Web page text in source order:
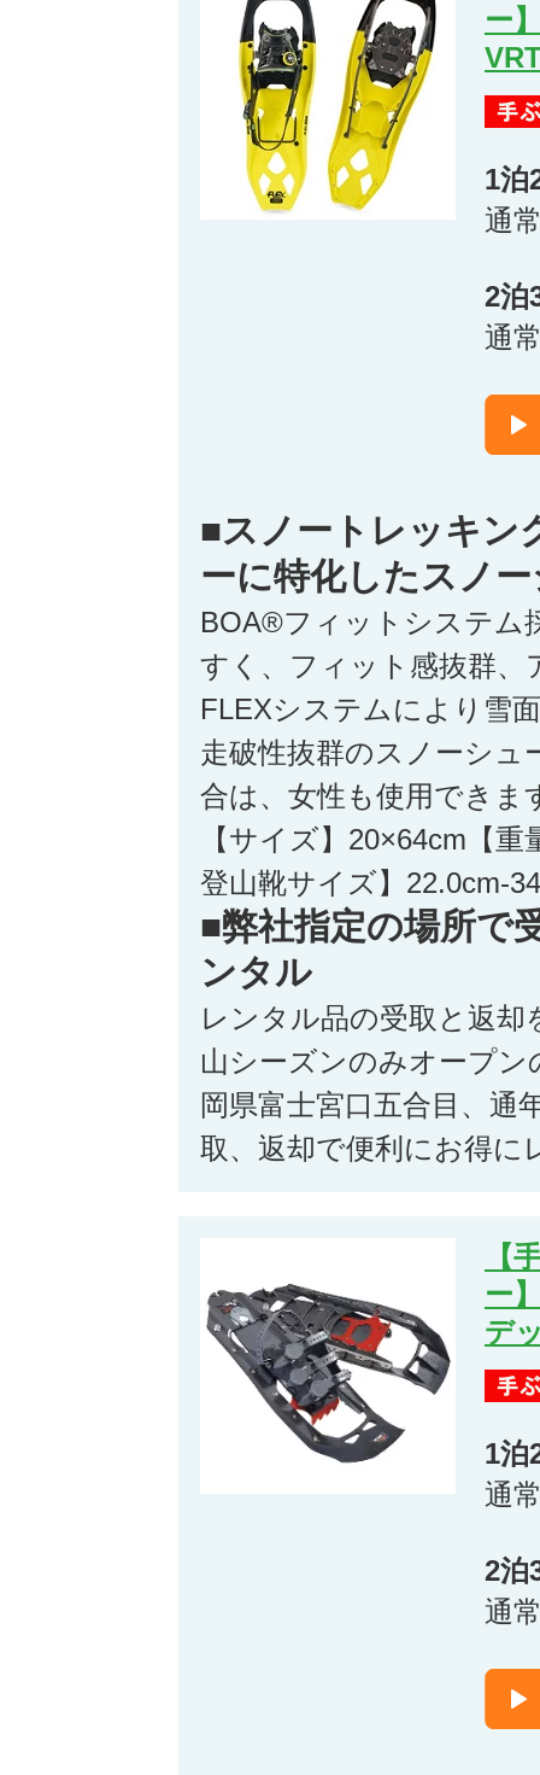
ー
1泊
通
2泊
通
■スノートレッキン
ーに特化したスノ
BOA®フィットシステム
すく、フィット感抜群
FLEXシステムにより雪
走破性抜群のスノーシュ
合は、女性も使用できま
【サイズ】20×64cm【
登山靴サイズ】22.0cm-
■弊社指定の場所で
ンタル
レンタル品の受取と返却
山シーズンのみオープン
岡県富士宮口五合目、通
取、返却で便利にお得に
【
ー
デ
1泊
通
2泊
通